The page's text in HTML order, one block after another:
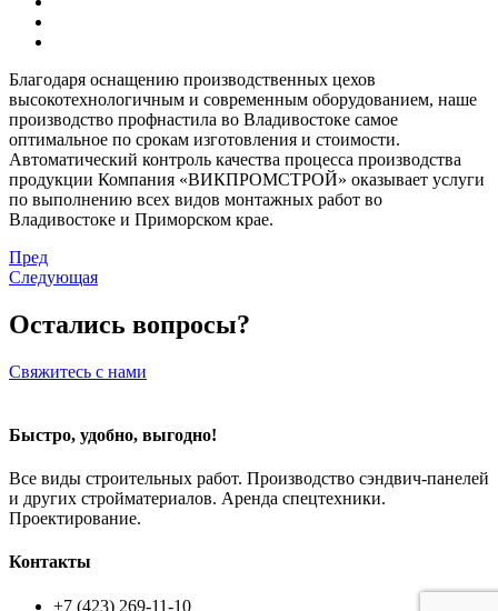
Благодаря оснащению производственных цехов
высокотехнологичным и современным оборудованием, наше
производство профнастила во Владивостоке самое
оптимальное по срокам изготовления и стоимости.
Автоматический контроль качества процесса производства
продукции Компания «ВИКПРОМСТРОЙ» оказывает услуги
по выполнению всех видов монтажных работ во
Владивостоке и Приморском крае.
Пред
Следующая
Остались вопросы?
Свяжитесь с нами
Быстро, удобно, выгодно!
Все виды строительных работ. Производство сэндвич-панелей
и других стройматериалов. Аренда спецтехники.
Проектирование.
Контакты
+7 (423) 269-11-10